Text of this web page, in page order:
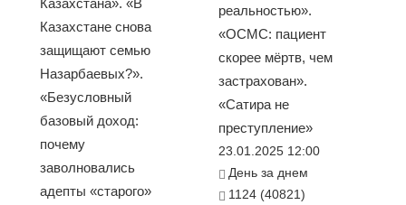
Казахстане снова
защищают семью
Назарбаевых?».
«Безусловный
базовый доход:
почему
заволновались
адепты «старого»
реальностью».
«ОСМС: пациент
скорее мёртв, чем
застрахован».
«Сатира не
преступление»
23.01.2025 12:00
День за днем
1124 (40821)